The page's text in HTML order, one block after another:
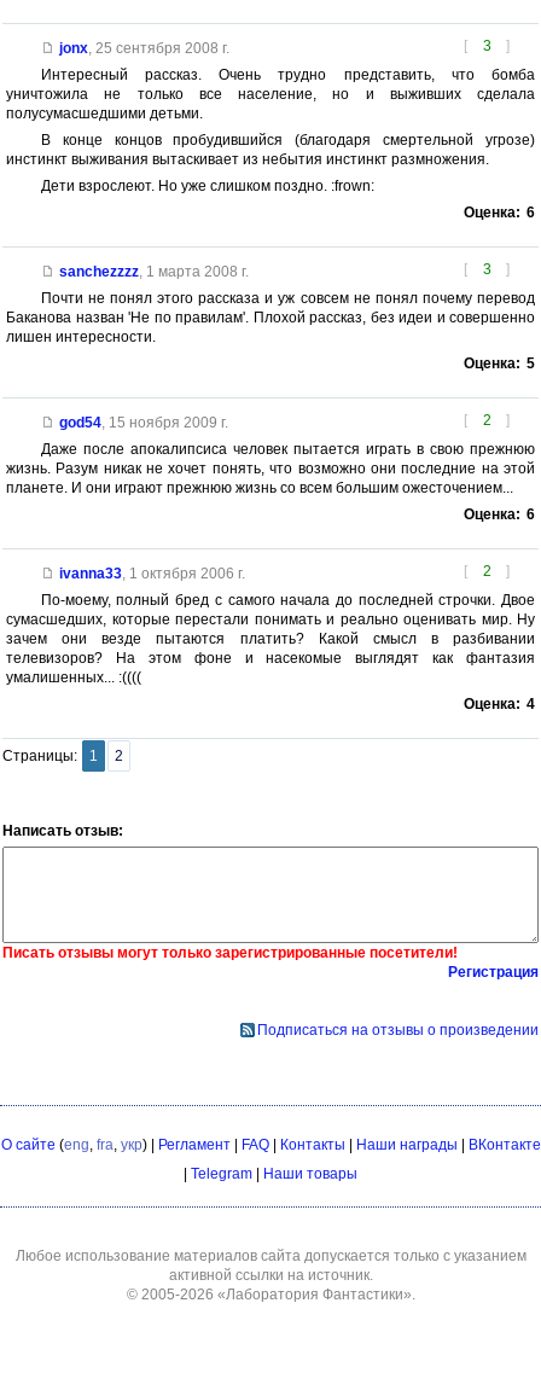
[ 3 ]
jonx, 25 сентября 2008 г.
Интересный рассказ. Очень трудно представить, что бомба
уничтожила не только все население, но и выживших сделала
полусумасшедшими детьми.
В конце концов пробудившийся (благодаря смертельной угрозе)
инстинкт выживания вытаскивает из небытия инстинкт размножения.
Дети взрослеют. Но уже слишком поздно. :frown:
Оценка: 6
[ 3 ]
sanchezzzz, 1 марта 2008 г.
Почти не понял этого рассказа и уж совсем не понял почему перевод
Баканова назван 'Не по правилам'. Плохой рассказ, без идеи и совершенно
лишен интересности.
Оценка: 5
[ 2 ]
god54, 15 ноября 2009 г.
Даже после апокалипсиса человек пытается играть в свою прежнюю
жизнь. Разум никак не хочет понять, что возможно они последние на этой
планете. И они играют прежнюю жизнь со всем большим ожесточением...
Оценка: 6
[ 2 ]
ivanna33, 1 октября 2006 г.
По-моему, полный бред с самого начала до последней строчки. Двое
сумасшедших, которые перестали понимать и реально оценивать мир. Ну
зачем они везде пытаются платить? Какой смысл в разбивании
телевизоров? На этом фоне и насекомые выглядят как фантазия
умалишенных... :((((
Оценка: 4
Страницы: 1 2
Написать отзыв:
Писать отзывы могут только зарегистрированные посетители!
Регистрация
Подписаться на отзывы о произведении
О сайте (eng, fra, укр) | Регламент| FAQ| Контакты Наши награды
ВКонтакте
Telegram Наши товары
Любое использование материалов сайта допускается только с указанием
активной ссылки на источник.
© 2005-2026 «Лаборатория Фантастики».